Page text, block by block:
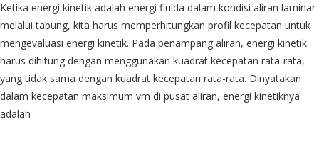
Ketika energi kinetik adalah energi fluida dalam kondisi aliran laminar
melalui tabung, kita harus memperhitungkan profil kecepatan untuk
mengevaluasi energi kinetik. Pada penampang aliran, energi kinetik
harus dihitung dengan menggunakan kuadrat kecepatan rata-rata,
yang tidak sama dengan kuadrat kecepatan rata-rata. Dinyatakan
dalam kecepatan maksimum vm di pusat aliran, energi kinetiknya
adalah